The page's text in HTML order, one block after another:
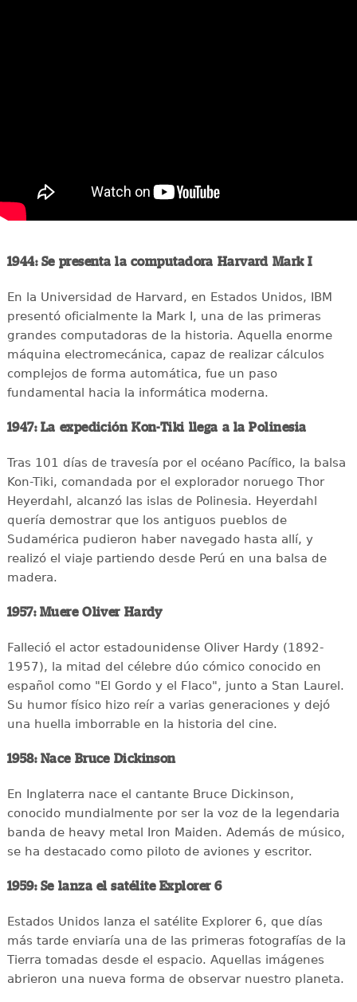
1944: Se presenta la computadora Harvard Mark I
En la Universidad de Harvard, en Estados Unidos, IBM
presentó oficialmente la Mark I, una de las primeras
grandes computadoras de la historia. Aquella enorme
máquina electromecánica, capaz de realizar cálculos
complejos de forma automática, fue un paso
fundamental hacia la informática moderna.
1947: La expedición Kon-Tiki llega a la Polinesia
Tras 101 días de travesía por el océano Pacífico, la balsa
Kon-Tiki, comandada por el explorador noruego Thor
Heyerdahl, alcanzó las islas de Polinesia. Heyerdahl
quería demostrar que los antiguos pueblos de
Sudamérica pudieron haber navegado hasta allí, y
realizó el viaje partiendo desde Perú en una balsa de
madera.
1957: Muere Oliver Hardy
Falleció el actor estadounidense Oliver Hardy (1892-
1957), la mitad del célebre dúo cómico conocido en
español como "El Gordo y el Flaco", junto a Stan Laurel.
Su humor físico hizo reír a varias generaciones y dejó
una huella imborrable en la historia del cine.
1958: Nace Bruce Dickinson
En Inglaterra nace el cantante Bruce Dickinson,
conocido mundialmente por ser la voz de la legendaria
banda de heavy metal Iron Maiden. Además de músico,
se ha destacado como piloto de aviones y escritor.
1959: Se lanza el satélite Explorer 6
Estados Unidos lanza el satélite Explorer 6, que días
más tarde enviaría una de las primeras fotografías de la
Tierra tomadas desde el espacio. Aquellas imágenes
abrieron una nueva forma de observar nuestro planeta.